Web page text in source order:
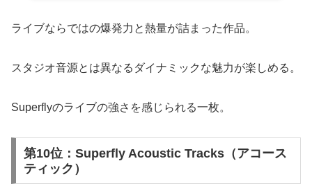
ライブならではの爆発力と熱量が詰まった作品。
スタジオ音源とは異なるダイナミックな魅力が楽しめる。
Superflyのライブの強さを感じられる一枚。
第10位：Superfly Acoustic Tracks（アコース
ティック）